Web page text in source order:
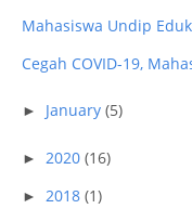
Mahasiswa Undip
Cegah COVID-19,
► January (5)
► 2020 (16)
► 2018 (1)